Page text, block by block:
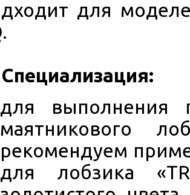
для
.
Специализация:
для выполнения
маятникового
рекомендуем
для лобзика